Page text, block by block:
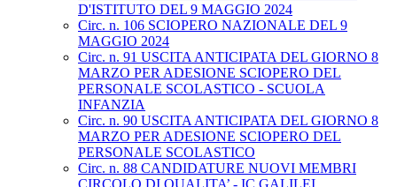
D'ISTITUTO DEL 9 MAGGIO 2024
Circ. n. 106 SCIOPERO NAZIONALE DEL 9
MAGGIO 2024
Circ. n. 91 USCITA ANTICIPATA DEL GIORNO 8
MARZO PER ADESIONE SCIOPERO DEL
PERSONALE SCOLASTICO - SCUOLA
INFANZIA
Circ. n. 90 USCITA ANTICIPATA DEL GIORNO 8
MARZO PER ADESIONE SCIOPERO DEL
PERSONALE SCOLASTICO
Circ. n. 88 CANDIDATURE NUOVI MEMBRI